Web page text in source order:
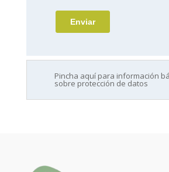
Pincha aquí para información
sobre protección de datos